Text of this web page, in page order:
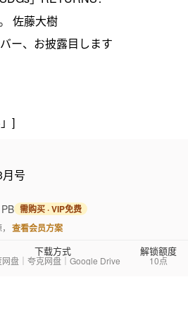
佐藤大樹
ー、お披露目します
]
号
PB 需购买 · VIP免费
查看会员方案
下载方式
网盘｜夸克网盘｜Google Drive
解锁额度
10点